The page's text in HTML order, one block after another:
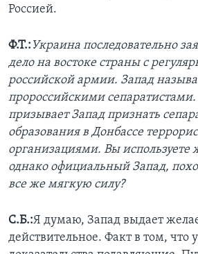
Россией.
Ф.Т.: Украина последовательно
дело на востоке страны с
российской армии. Запад
пророссийскими
призывает Запад признать
образования в Донбассе
организациями. Вы используете
однако официальный Запад,
все же мягкую силу?
С.Б.:Я думаю, Запад выдает
действительное. Факт в том, что